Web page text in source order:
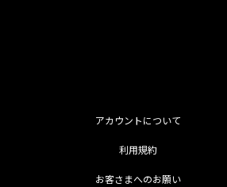
アカウントについて
利用規約
お客さまへのお願い